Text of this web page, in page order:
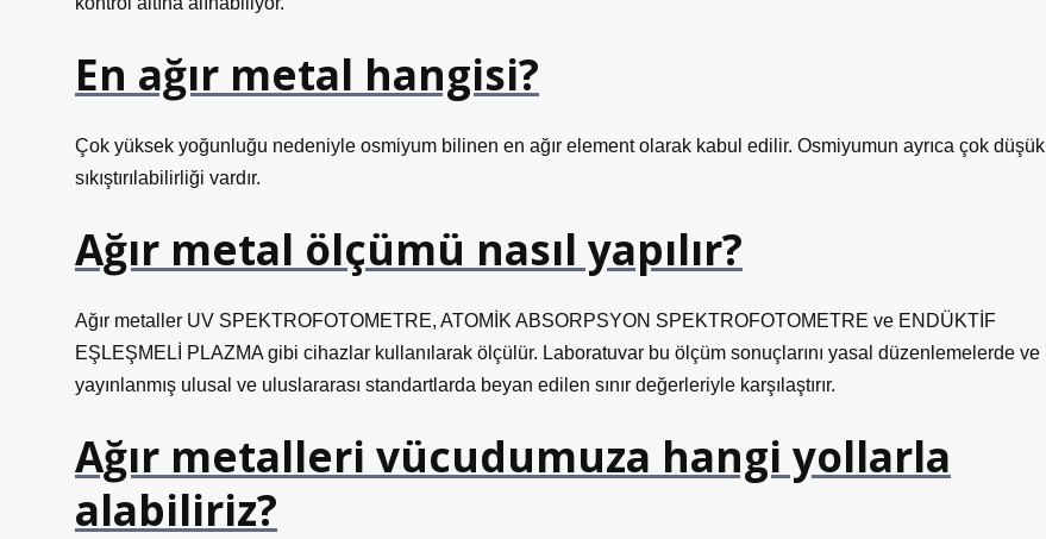
En ağır metal hangisi?
Çok yüksek yoğunluğu nedeniyle osmiyum bilinen en ağır element olarak kabul edilir. Osmiyumun ayrıca çok düşük
sıkıştırılabilirliği vardır.
Ağır metal ölçümü nasıl yapılır?
Ağır metaller UV SPEKTROFOTOMETRE, ATOMİK ABSORPSYON SPEKTROFOTOMETRE ve ENDÜKTİF
EŞLEŞMELİ PLAZMA gibi cihazlar kullanılarak ölçülür. Laboratuvar bu ölçüm sonuçlarını yasal düzenlemelerde ve
yayınlanmış ulusal ve uluslararası standartlarda beyan edilen sınır değerleriyle karşılaştırır.
Ağır metalleri vücudumuza hangi yollarla
alabiliriz?